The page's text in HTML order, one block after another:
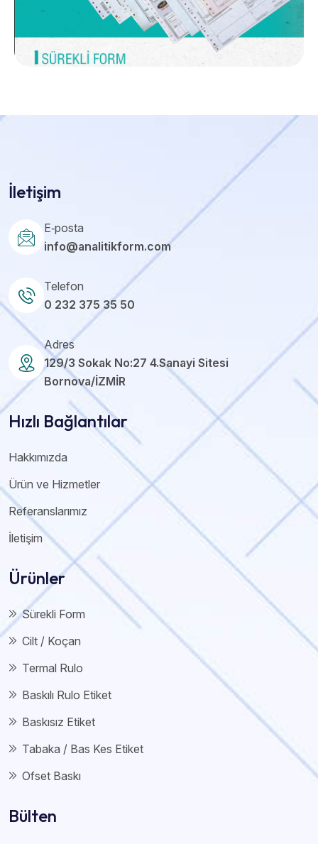
İletişim
E‑posta
info@analitikform.com
Telefon
0 232 375 35 50
Adres
129/3 Sokak No:27 4.Sanayi Sitesi
Bornova/İZMİR
Hızlı Bağlantılar
Hakkımızda
Ürün ve Hizmetler
Referanslarımız
İletişim
Ürünler
Sürekli Form
Cilt / Koçan
Termal Rulo
Baskılı Rulo Etiket
Baskısız Etiket
Tabaka / Bas Kes Etiket
Ofset Baskı
Bülten